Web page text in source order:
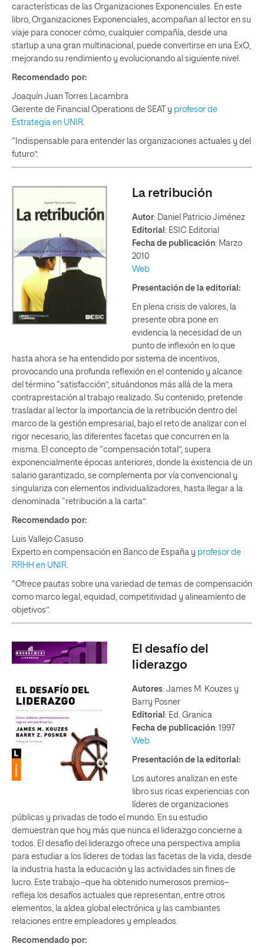
características de las Organizaciones Exponenciales. En este
libro, Organizaciones Exponenciales, acompañan al lector en su
viaje para conocer cómo, cualquier compañía, desde una
startup a una gran multinacional, puede convertirse en una ExO,
mejorando su rendimiento y evolucionando al siguiente nivel.
Recomendado por:
Joaquín Juan Torres Lacambra
Gerente de Financial Operations de SEAT y profesor de
Estrategia en UNIR
“Indispensable para entender las organizaciones actuales y del
futuro”.
La retribución
Autor: Daniel Patricio Jiménez
Editorial : ESIC Editorial
Fecha de publicación: Marzo
2010
Web
Presentación de la editorial:
En plena crisis de valores, la
presente obra pone en
evidencia la necesidad de un
punto de inflexión en lo que
hasta ahora se ha entendido por sistema de incentivos,
provocando una profunda reflexión en el contenido y alcance
del término “satisfacción”, situándonos más allá de la mera
contraprestación al trabajo realizado. Su contenido, pretende
trasladar al lector la importancia de la retribución dentro del
marco de la gestión empresarial, bajo el reto de analizar con el
rigor necesario, las diferentes facetas que concurren en la
misma. El concepto de “compensación total”, supera
exponencialmente épocas anteriores, donde la existencia de un
salario garantizado, se complementa por vía convencional y
singulariza con elementos individualizadores, hasta llegar a la
denominada “retribución a la carta”.
Recomendado por:
Luis Vallejo Casuso
Experto en compensación en Banco de España y profesor de
RRHH en UNIR
“Ofrece pautas sobre una variedad de temas de compensación
como marco legal, equidad, competitividad y alineamiento de
objetivos”.
El desafío del
liderazgo
Autores: James M. Kouzes y
Barry Posner
Editorial : Ed. Granica
Fecha de publicación: 1997
Web
Presentación de la editorial:
Los autores analizan en este
libro sus ricas experiencias con
líderes de organizaciones
públicas y privadas de todo el mundo. En su estudio
demuestran que hoy más que nunca el liderazgo concierne a
todos. El desafío del liderazgo ofrece una perspectiva amplia
para estudiar a los líderes de todas las facetas de la vida, desde
la industria hasta la educación y las actividades sin fines de
lucro. Este trabajo –que ha obtenido numerosos premios–
refleja los desafíos actuales que representan, entre otros
elementos, la aldea global electrónica y las cambiantes
relaciones entre empleadores y empleados.
Recomendado por: